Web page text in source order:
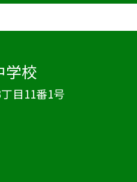
学校
目11番1号